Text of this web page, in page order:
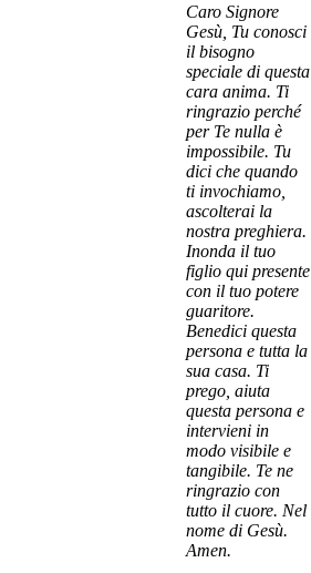
Caro Signore
Gesù, Tu conosci
il bisogno
speciale di questa
cara anima. Ti
ringrazio perché
per Te nulla è
impossibile. Tu
dici che quando
ti invochiamo,
ascolterai la
nostra preghiera.
Inonda il tuo
figlio qui presente
con il tuo potere
guaritore.
Benedici questa
persona e tutta la
sua casa. Ti
prego, aiuta
questa persona e
intervieni in
modo visibile e
tangibile. Te ne
ringrazio con
tutto il cuore. Nel
nome di Gesù.
Amen.